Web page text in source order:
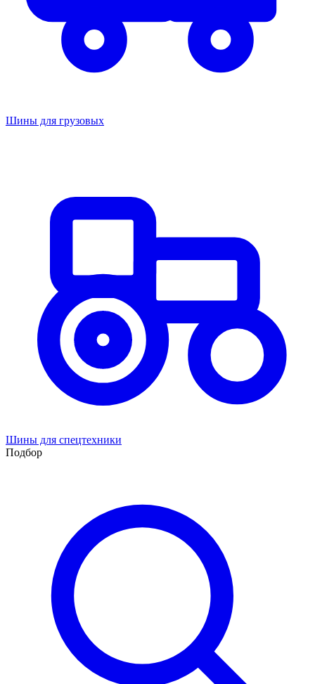
Шины для грузовых
Шины для спецтехники
Подбор